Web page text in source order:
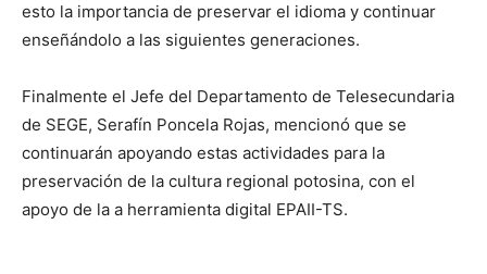
esto la importancia de preservar el idioma y continuar
enseñándolo a las siguientes generaciones.
Finalmente el Jefe del Departamento de Telesecundaria
de SEGE, Serafín Poncela Rojas, mencionó que se
continuarán apoyando estas actividades para la
preservación de la cultura regional potosina, con el
apoyo de la a herramienta digital EPAII-TS.